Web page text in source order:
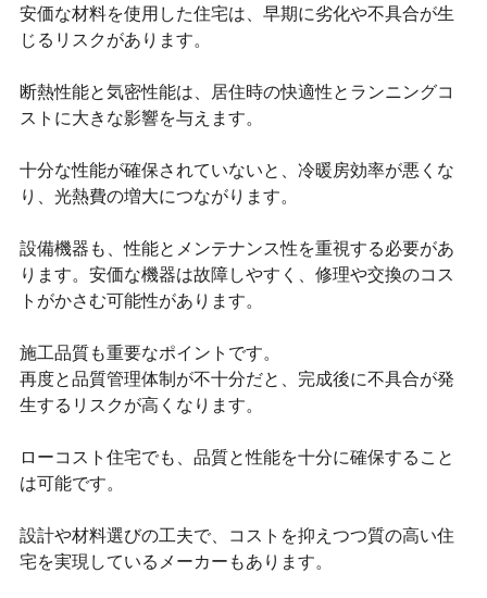
安価な材料を使用した住宅は、早期に劣化や不具合が生
じるリスクがあります。
断熱性能と気密性能は、居住時の快適性とランニングコ
ストに大きな影響を与えます。
十分な性能が確保されていないと、冷暖房効率が悪くな
り、光熱費の増大につながります。
設備機器も、性能とメンテナンス性を重視する必要があ
ります。安価な機器は故障しやすく、修理や交換のコス
トがかさむ可能性があります。
施工品質も重要なポイントです。
再度と品質管理体制が不十分だと、完成後に不具合が発
生するリスクが高くなります。
ローコスト住宅でも、品質と性能を十分に確保すること
は可能です。
設計や材料選びの工夫で、コストを抑えつつ質の高い住
宅を実現しているメーカーもあります。